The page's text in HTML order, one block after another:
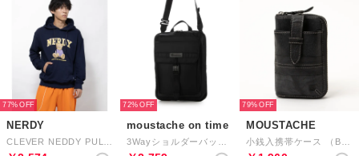
77%
NERDY
72%
moustache on time
79%
MOUSTACHE